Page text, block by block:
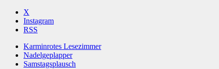
X
Instagram
RSS
Karminrotes Lesezimmer
Nadelgeplapper
Samstagsplausch